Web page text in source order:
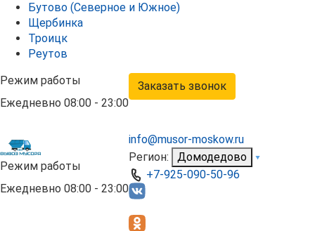
Бутово (Северное и Южное)
Щербинка
Троицк
Реутов
Режим работы
Ежедневно 08:00 - 23:00
Заказать звонок
Режим работы
Ежедневно 08:00 - 23:00
info@musor-moskow.ru
Регион:
Домодедово
+7-925-090-50-96